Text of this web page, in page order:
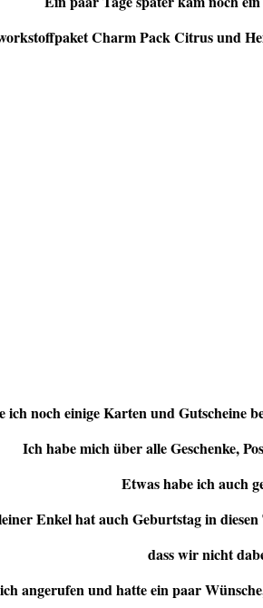
Charm Pack Citrus und
ich noch einige Karten und Gutscheine
Ich habe mich über alle Geschenke,
Etwas habe ich auch
Enkel hat auch Geburtstag in
dass wir nicht
angerufen und hatte ein paar